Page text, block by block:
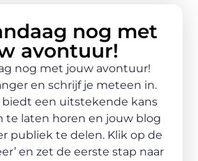
nog met
avontuur!
nog met jouw avontuur!
en schrijf je meteen in.
een uitstekende kans
te laten horen en jouw blog
publiek te delen. Klik op de
en zet de eerste stap naar